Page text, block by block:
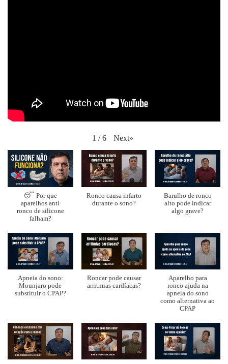
1 / 6 Next»
😴 Por que
aparelhos anti
ronco de silicone
falham?
Ronco causa infarto
durante o sono?
Barulho de ronco
alto pode indicar
algo grave?
Apneia do sono:
Mounjaro pode
substituir o CPAP?
Roncar pode causar
arritmias cardíacas?
Aparelho para
ronco ajuda na
apneia do sono
como alternativa ao
CPAP